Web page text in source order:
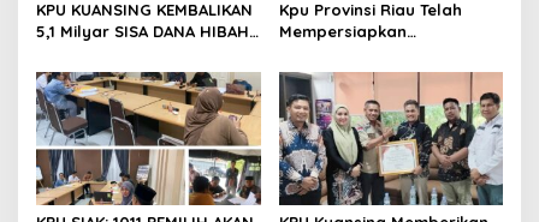
KPU KUANSING KEMBALIKAN
5,1 Milyar SISA DANA HIBAH
Kpu Provinsi Riau Telah
Mempersiapkan
Pemilihan (PSU) Pemilihan
Bupati Dan Wakil Bupati
Siak Tahun 2024